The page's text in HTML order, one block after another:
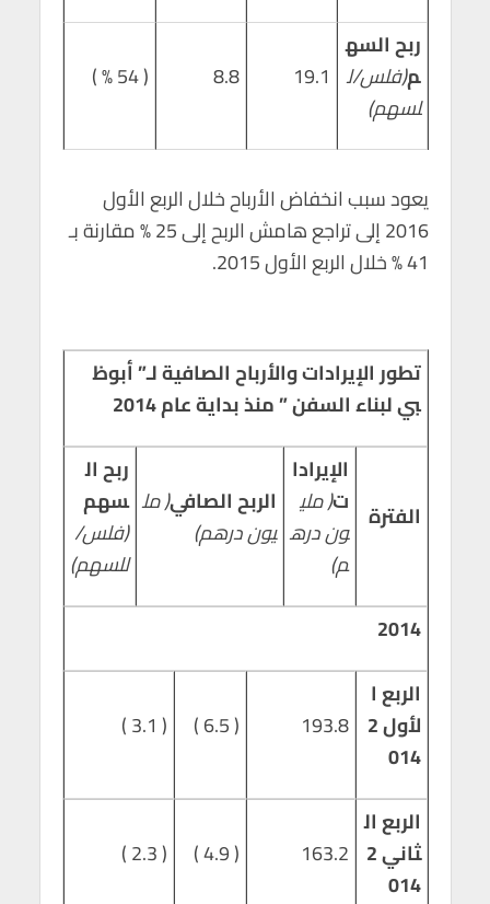
ربح السه
م(فلس/ل
لسهم)
19.1
8.8
( 54 % )
يعود سبب انخفاض الأرباح خلال الربع الأول
2016 إلى تراجع هامش الربح إلى 25 % مقارنة بـ
41 % خلال الربع الأول 2015.
تطور الإيرادات والأرباح الصافية لـ” أبوظ
بي لبناء السفن ” منذ بداية عام 2014
الفترة
الإيرادا
ت( ملي
ون دره
م)
الربح الصافي( مل
يون درهم)
ربح ال
سهم
(فلس/
للسهم)
2014
الربع ا
لأول 2
014
193.8
( 6.5 )
( 3.1 )
الربع ال
ثاني 2
014
163.2
( 4.9 )
( 2.3 )